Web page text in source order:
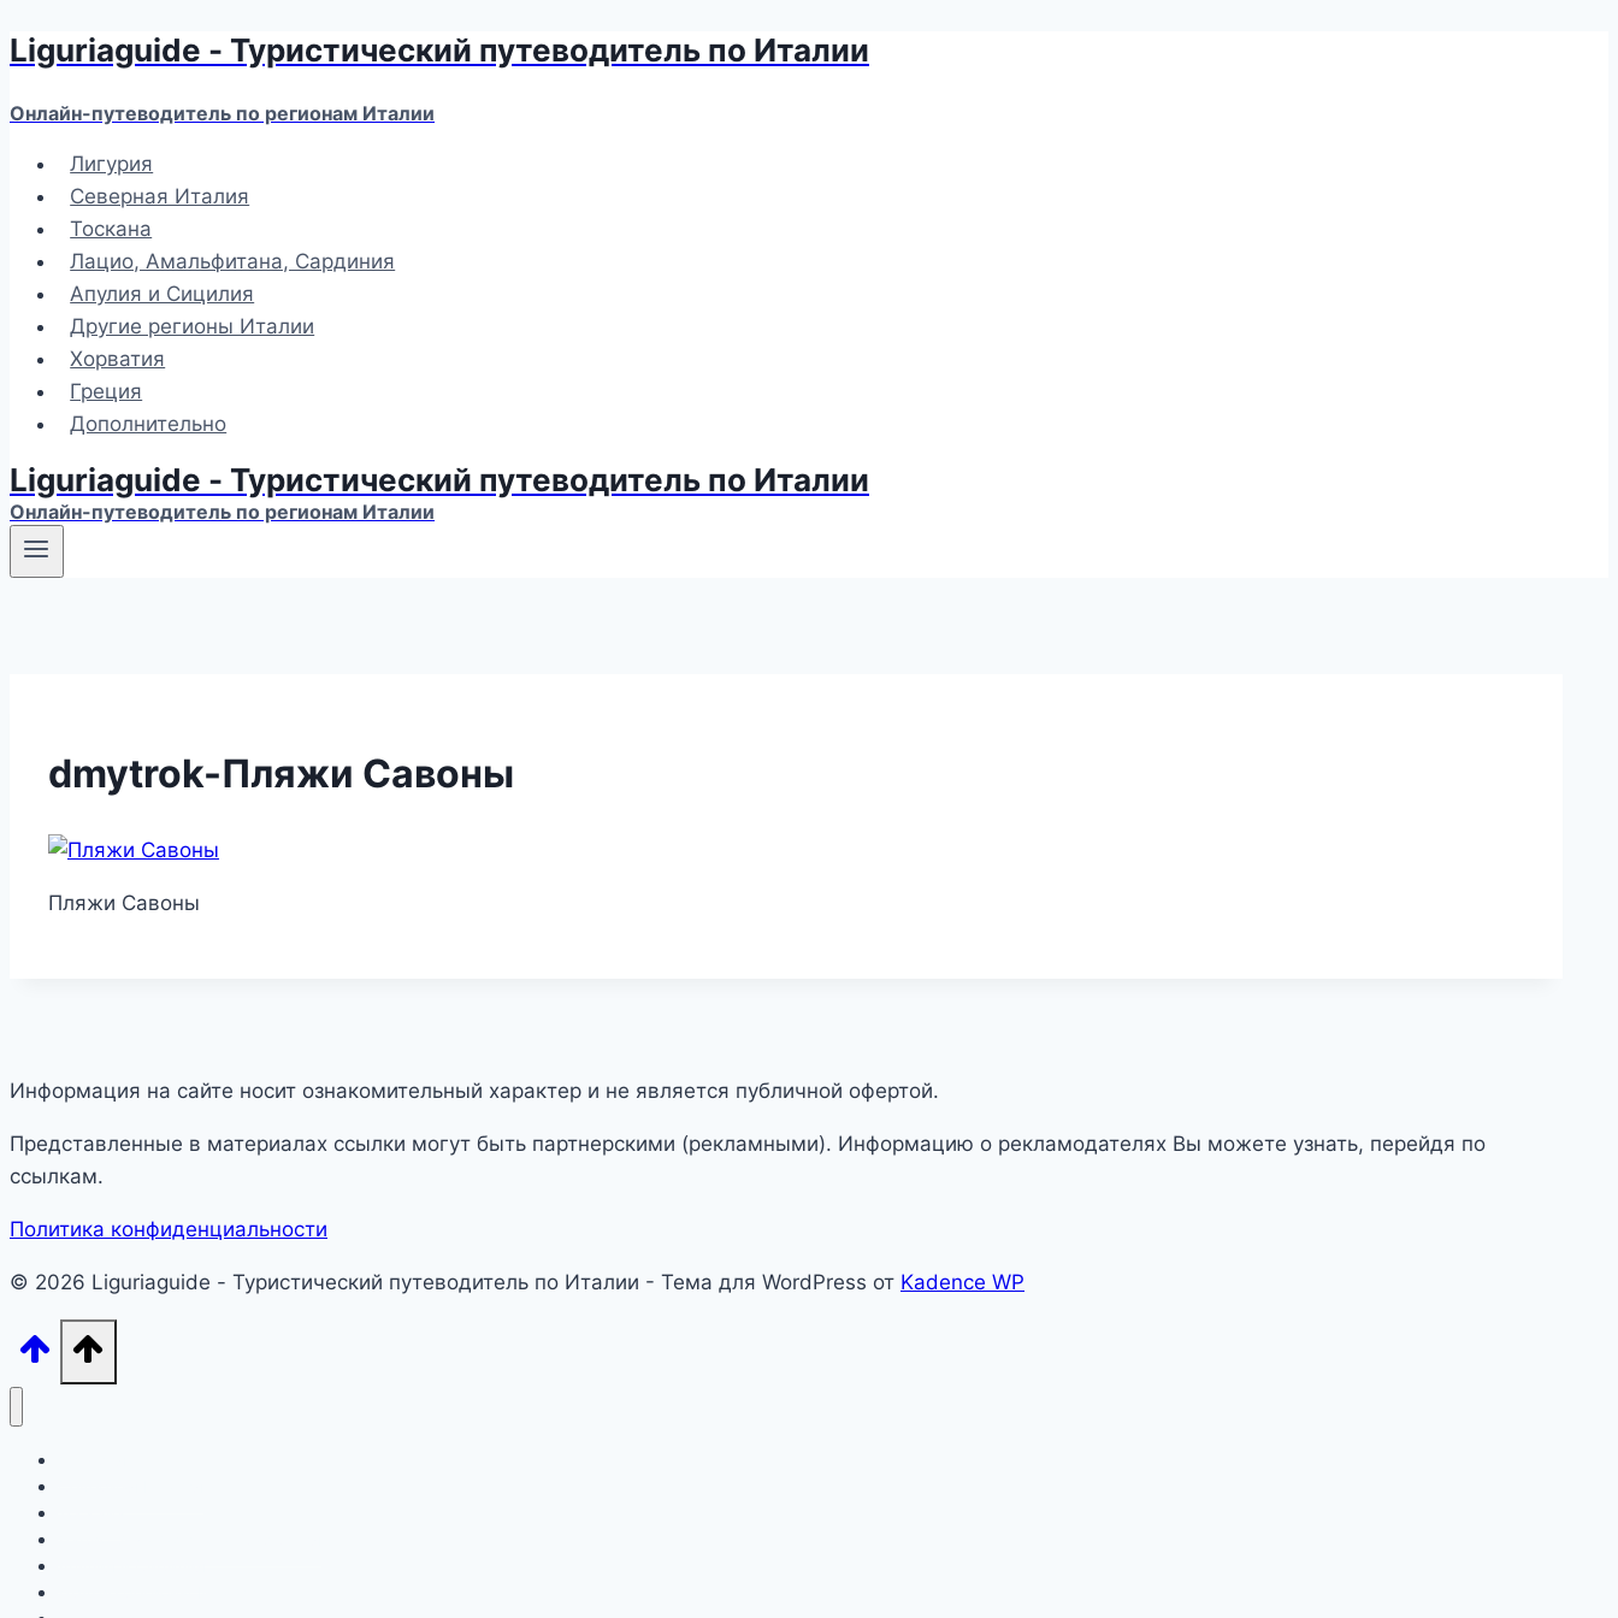
Перейти
содержимому
Liguriaguide - Туристический путеводитель по Италии
Онлайн-путеводитель по регионам Италии
Лигурия
Северная Италия
Тоскана
Лацио, Амальфитана, Сардиния
Апулия и Сицилия
Другие регионы Италии
Хорватия
Греция
Дополнительно
Liguriaguide - Туристический путеводитель по Италии
Онлайн-путеводитель по регионам Италии
dmytrok-Пляжи Савоны
Пляжи Савоны
Информация на сайте носит ознакомительный характер и не является публичной офертой.
Представленные в материалах ссылки могут быть партнерскими (рекламными). Информацию о рекламодателях Вы можете узнать, перейдя по
ссылкам.
Политика конфиденциальности
© 2026 Liguriaguide - Туристический путеводитель по Италии - Тема для WordPress от Kadence WP